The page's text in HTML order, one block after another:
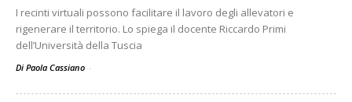
I recinti virtuali possono facilitare il lavoro degli allevatori e
rigenerare il territorio. Lo spiega il docente Riccardo Primi
dell’Università della Tuscia
Di Paola Cassiano -